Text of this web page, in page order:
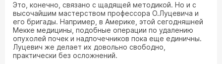
Это, конечно, связано с щадящей методикой. Но и с
высочайшим мастерством профессора О.Луцевича и
его бригады. Например, в Америке, этой сегодняшней
Мекке медицины, подобные операции по удалению
опухолей почек и надпочечников пока еще единичны.
Луцевич же делает их довольно свободно,
практически без осложнений.